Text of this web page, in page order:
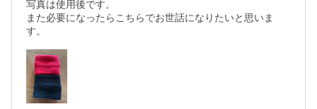
写真は使用後です。
また必要になったらこちらでお世話になりたいと思いま
す。